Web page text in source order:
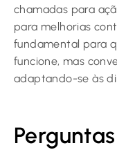
chamadas para
para melhorias
fundamental para
funcione, mas
adaptando-se às